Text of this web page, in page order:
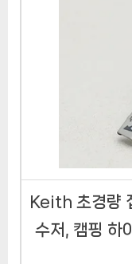
Keith 초경량
수저, 캠핑 하